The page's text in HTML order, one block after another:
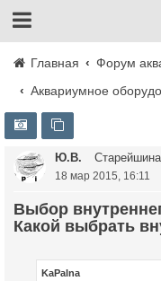
Главная
Форум
Аквариумное
Ю.В. Старейшина
18 мар 2015, 16:11
Выбор внутреннего фильтра для аквариума.
Какой выбрать
KaPalna